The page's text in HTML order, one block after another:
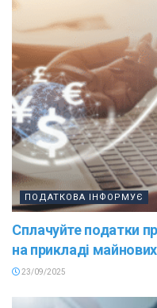
ПОДАТКОВА ІНФОРМУЄ
Сплачуйте податки
на прикладі
23/09/2025